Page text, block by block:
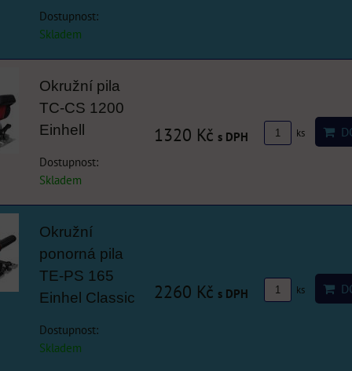
Dostupnost:
Skladem
Okružní pila
TC-CS 1200
Einhell
Dostupnost:
Skladem
1320 Kč s DPH ks
Okružní
ponorná pila
TE-PS 165
Einhel Classic
Dostupnost:
Skladem
2260 Kč s DPH ks